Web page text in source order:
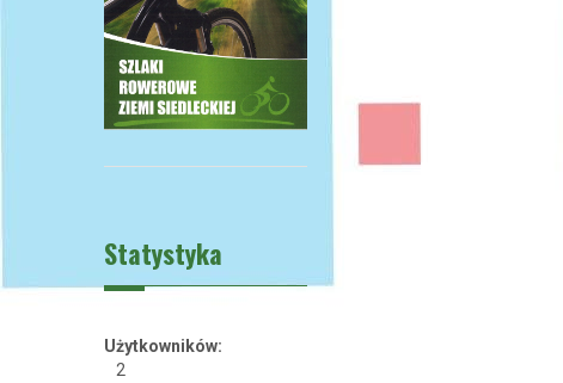
Statystyka
Użytkowników:
2